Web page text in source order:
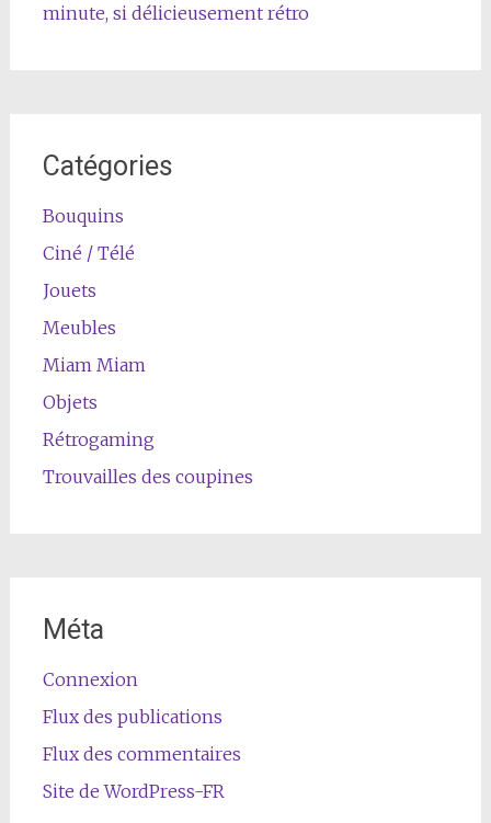
minute, si délicieusement rétro
Catégories
Bouquins
Ciné / Télé
Jouets
Meubles
Miam Miam
Objets
Rétrogaming
Trouvailles des coupines
Méta
Connexion
Flux des publications
Flux des commentaires
Site de WordPress-FR